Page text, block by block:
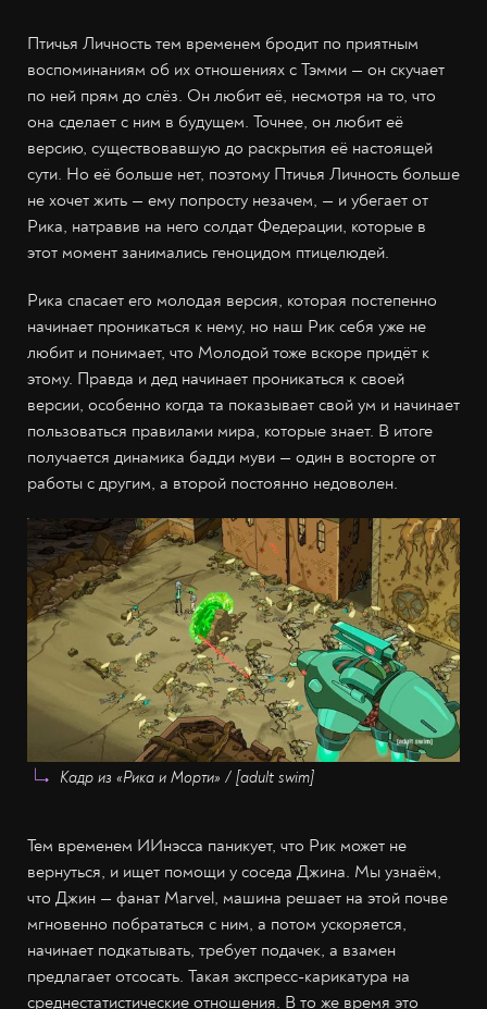
Птичья Личность тем временем бродит по приятным
воспоминаниям об их отношениях с Тэмми — он скучает
по ней прям до слёз. Он любит её, несмотря на то, что
она сделает с ним в будущем. Точнее, он любит её
версию, существовавшую до раскрытия её настоящей
сути. Но её больше нет, поэтому Птичья Личность больше
не хочет жить — ему попросту незачем, — и убегает от
Рика, натравив на него солдат Федерации, которые в
этот момент занимались геноцидом птицелюдей.
Рика спасает его молодая версия, которая постепенно
начинает проникаться к нему, но наш Рик себя уже не
любит и понимает, что Молодой тоже вскоре придёт к
этому. Правда и дед начинает проникаться к своей
версии, особенно когда та показывает свой ум и начинает
пользоваться правилами мира, которые знает. В итоге
получается динамика бадди муви — один в восторге от
работы с другим, а второй постоянно недоволен.
Кадр из «Рика и Морти» / [adult swim]
Тем временем ИИнэсса паникует, что Рик может не
вернуться, и ищет помощи у соседа Джина. Мы узнаём,
что Джин — фанат Marvel, машина решает на этой почве
мгновенно побрататься с ним, а потом ускоряется,
начинает подкатывать, требует подачек, а взамен
предлагает отсосать. Такая экспресс-карикатура на
среднестатистические отношения. В то же время это